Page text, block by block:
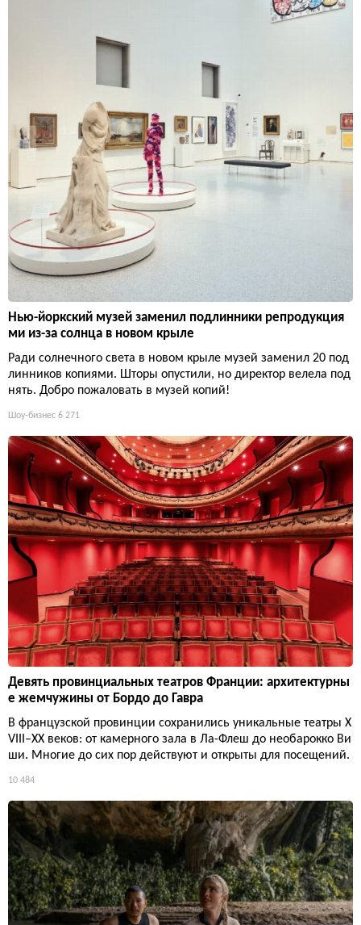
Нью-йоркский музей заменил подлинники репродукция
ми из-за солнца в новом крыле
Ради солнечного света в новом крыле музей заменил 20 под
линников копиями. Шторы опустили, но директор велела под
нять. Добро пожаловать в музей копий!
Шоу-бизнес 6 271
Девять провинциальных театров Франции: архитектурны
е жемчужины от Бордо до Гавра
В французской провинции сохранились уникальные театры X
VIII–XX веков: от камерного зала в Ла-Флеш до необарокко Ви
ши. Многие до сих пор действуют и открыты для посещений.
10 484